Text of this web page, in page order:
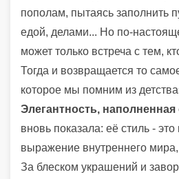
пополам, пытаясь заполнить
едой, делами... Но по-
может только встреча с тем,
Тогда и возвращается то
которое мы помним из
Элегантность,
вновь показала: её стиль -
выражение внутреннего
За блеском украшений и